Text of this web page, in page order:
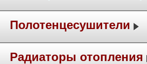
Полотенцесушители
Радиаторы отопления